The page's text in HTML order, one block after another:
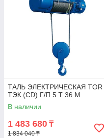
ТАЛЬ ЭЛЕКТРИЧЕСКАЯ TOR
ТЭК (CD) Г/П 5 Т 36 М
В наличии
1 483 680 ₸
1 834 040 ₸